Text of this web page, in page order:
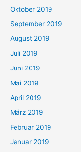
Oktober 2019
September 2019
August 2019
Juli 2019
Juni 2019
Mai 2019
April 2019
März 2019
Februar 2019
Januar 2019